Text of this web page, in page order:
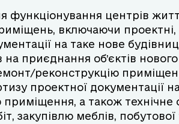
функціонування центрів
включаючи
на таке нове
на приєднання об’єктів
реконструкцію
проектної документації
приміщення, а також технічне
закупівлю меблів,